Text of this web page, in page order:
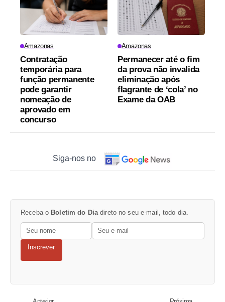
Amazonas
Contratação
temporária para
função permanente
pode garantir
nomeação de
aprovado em
concurso
Amazonas
Permanecer até o fim
da prova não invalida
eliminação após
flagrante de ‘cola’ no
Exame da OAB
Siga-nos no
Receba o Boletim do Diadireto no seu e-mail, todo dia.
Inscrever